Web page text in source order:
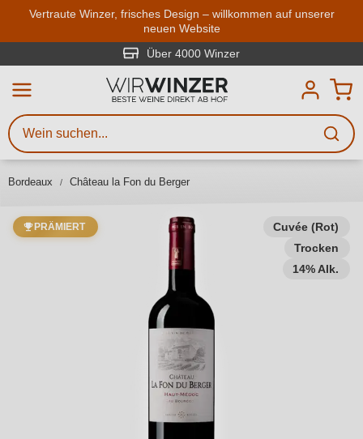
Zum Hauptinhalt springen
Vertraute Winzer, frisches Design – willkommen auf unserer
neuen Website
Über 4000 Winzer
Bordeaux Château la Fon du Berger
Cuvée (Rot)
Trocken
14% Alk.
PRÄMIERT
Weinsuche
Mindestens 3 Zeichen eingeben
Beschreiben Sie, welchen Wein
Sie suchen – ob nach Geschmack,
Region, Winzer oder anderen